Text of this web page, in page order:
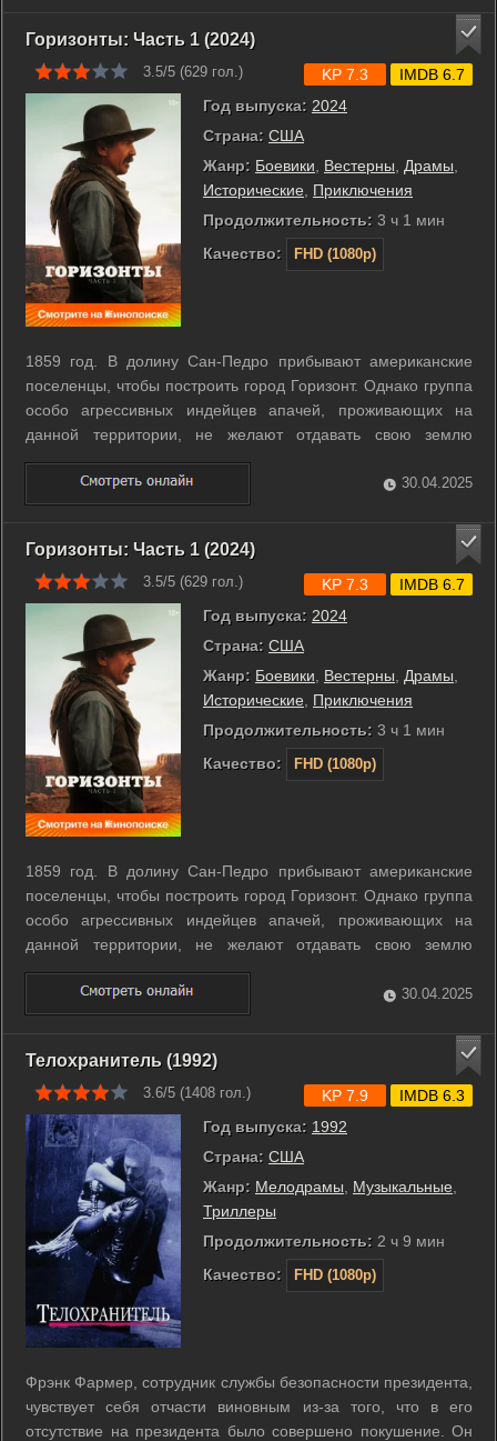
Горизонты: Часть 1 (2024)
3.5/5 (629 гол.)
Год выпуска: 2024
Страна: США
Жанр: Боевики Вестерны Драмы
Исторические
Приключения
Продолжительность: 3 ч 1 мин
Качество:
FHD (1080p)
KP 7.3 IMDB 6.7
1859 год. В долину Сан-Педро прибывают американские
поселенцы, чтобы построить город Горизонт. Однако группа
особо агрессивных индейцев апачей, проживающих на
данной территории, не желают отдавать свою землю
бледнолицым. Они постоянно убивают всех незваных
гостей, включая женщин и детей, и сжигают поселения. В
это же время на Территории Монтана ...
30.04.2025
Горизонты: Часть 1 (2024)
3.5/5 (629 гол.)
Год выпуска: 2024
Страна: США
Жанр: Боевики, Вестерны, Драмы,
Исторические, Приключения
Продолжительность: 3 ч 1 мин
Качество:
FHD (1080p)
KP 7.3 IMDB 6.7
1859 год. В долину Сан-Педро прибывают американские
поселенцы, чтобы построить город Горизонт. Однако группа
особо агрессивных индейцев апачей, проживающих на
данной территории, не желают отдавать свою землю
бледнолицым. Они постоянно убивают всех незваных
гостей, включая женщин и детей, и сжигают поселения. В
это же время на Территории Монтана ...
30.04.2025
Телохранитель (1992)
3.6/5 (1408 гол.)
Год выпуска: 1992
Страна: США
Жанр: Мелодрамы Музыкальные
Триллеры
Продолжительность: 2 ч 9 мин
Качество:
FHD (1080p)
KP 7.9 IMDB 6.3
Фрэнк Фармер, сотрудник службы безопасности президента,
чувствует себя отчасти виновным из-за того, что в его
отсутствие на президента было совершено покушение. Он